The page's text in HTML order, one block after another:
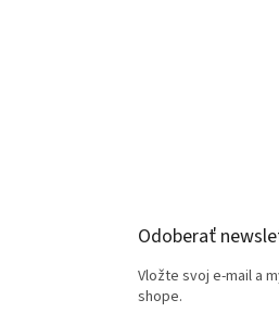
Odoberať
Vložte svoj e-mail a
shope.